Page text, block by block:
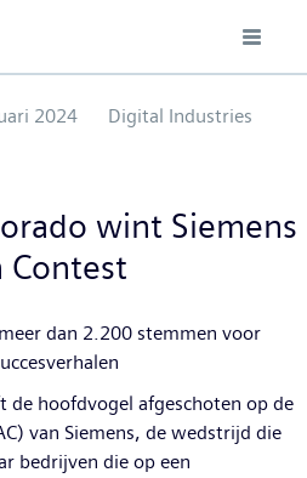
2024
Digital Industries
wint Siemens
Contest
dan 2.200 stemmen voor
de hoofdvogel afgeschoten op de
van Siemens, de wedstrijd die
bedrijven die op een